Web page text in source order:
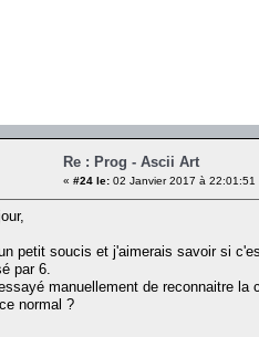
Re : Prog - Ascii Art
« #24 le: 02 Janvier 2017 à 22:01:51
petit soucis et j'aimerais savoir si
par 6.
manuellement de reconnaitre la
normal ?